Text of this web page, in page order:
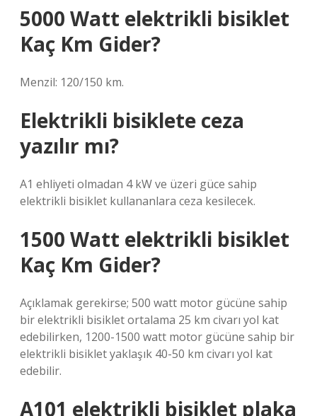
5000 Watt elektrikli bisiklet
Kaç Km Gider?
Menzil: 120/150 km.
Elektrikli bisiklete ceza
yazılır mı?
A1 ehliyeti olmadan 4 kW ve üzeri güce sahip
elektrikli bisiklet kullananlara ceza kesilecek.
1500 Watt elektrikli bisiklet
Kaç Km Gider?
Açıklamak gerekirse; 500 watt motor gücüne sahip
bir elektrikli bisiklet ortalama 25 km civarı yol kat
edebilirken, 1200-1500 watt motor gücüne sahip bir
elektrikli bisiklet yaklaşık 40-50 km civarı yol kat
edebilir.
A101 elektrikli bisiklet plaka